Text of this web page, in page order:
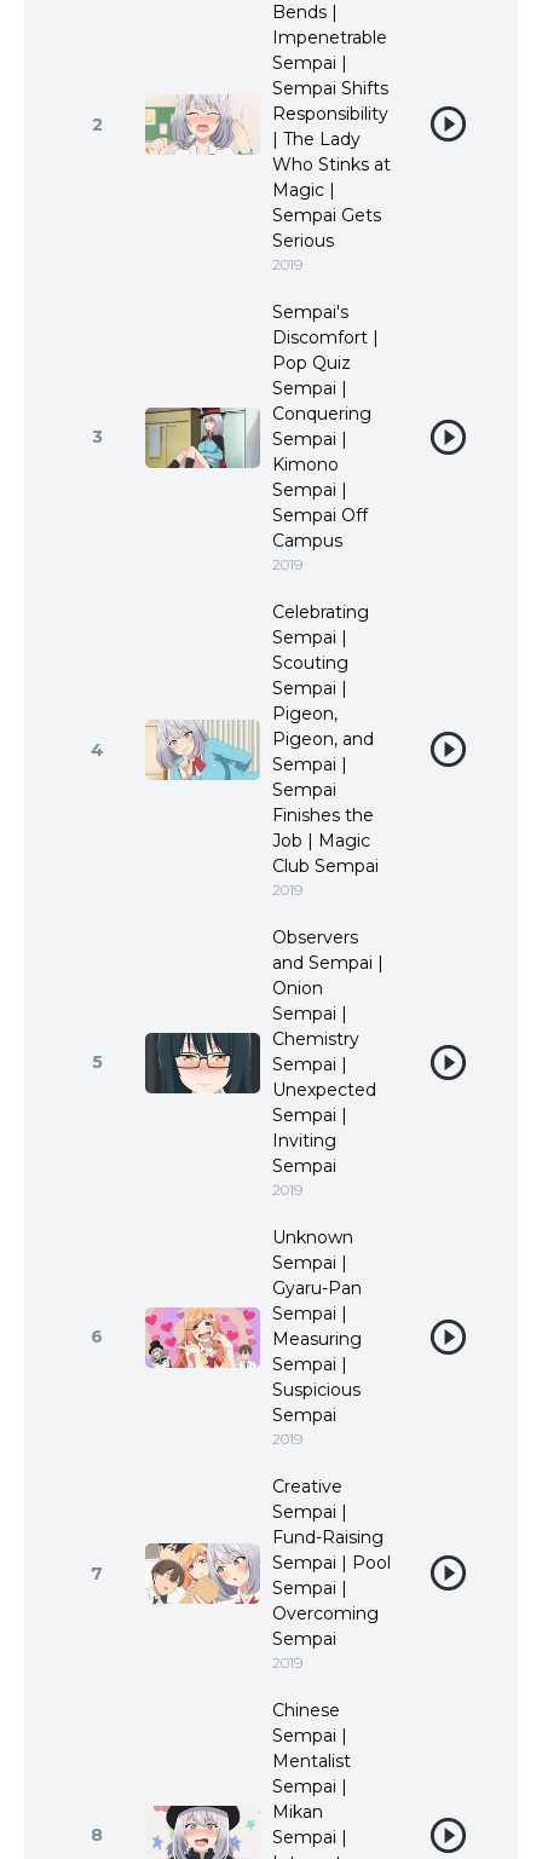
2
Bends |
Impenetrable
Sempai |
Sempai Shifts
Responsibility
| The Lady
Who Stinks at
Magic |
Sempai Gets
Serious
2019
3
Sempai's
Discomfort |
Pop Quiz
Sempai |
Conquering
Sempai |
Kimono
Sempai |
Sempai Off
Campus
2019
4
Celebrating
Sempai |
Scouting
Sempai |
Pigeon,
Pigeon, and
Sempai |
Sempai
Finishes the
Job | Magic
Club Sempai
2019
5
Observers
and Sempai |
Onion
Sempai |
Chemistry
Sempai |
Unexpected
Sempai |
Inviting
Sempai
2019
6
Unknown
Sempai |
Gyaru-Pan
Sempai |
Measuring
Sempai |
Suspicious
Sempai
2019
7
Creative
Sempai |
Fund-Raising
Sempai | Pool
Sempai |
Overcoming
Sempai
2019
8
Chinese
Sempai |
Mentalist
Sempai |
Mikan
Sempai |